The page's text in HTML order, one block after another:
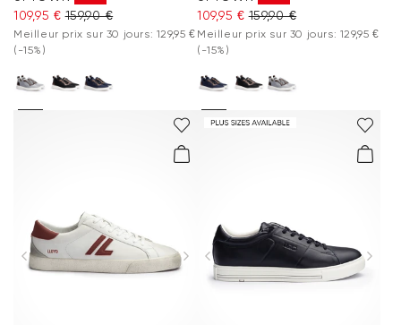
109,95 € 159,90 €
Meilleur prix sur 30 jours: 129,95 €
(-15%)
109,95 € 159,90 €
Meilleur prix sur 30 jours: 129,95 €
(-15%)